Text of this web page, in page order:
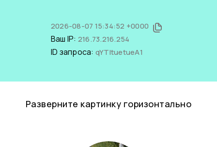
2026-08-07 15:34:52 +0000
Ваш IP: 216.73.216.254
ID запроса: qYTItuetueA1
Разверните картинку горизонтально